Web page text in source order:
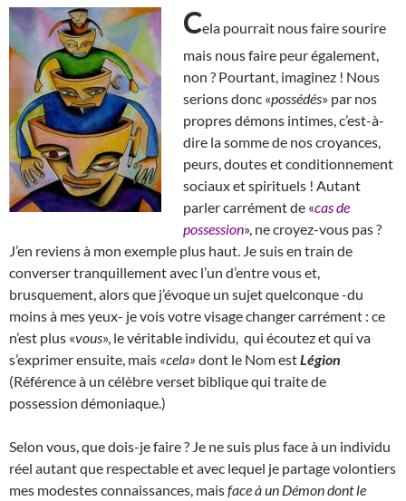
Cela pourrait nous faire sourire
mais nous faire peur également,
non ? Pourtant, imaginez ! Nous
serions donc «possédés» par nos
propres démons intimes, c’est-à-
dire la somme de nos croyances,
peurs, doutes et conditionnement
sociaux et spirituels ! Autant
parler carrément de «cas de
possession», ne croyez-vous pas ?
J’en reviens à mon exemple plus haut. Je suis en train de
converser tranquillement avec l’un d’entre vous et,
brusquement, alors que j’évoque un sujet quelconque -du
moins à mes yeux- je vois votre visage changer carrément : ce
n’est plus «vous», le véritable individu, qui écoutez et qui va
s’exprimer ensuite, mais «cela» dont le Nom estLégion
(Référence à un célèbre verset biblique qui traite de
possession démoniaque.)
Selon vous, que dois-je faire ? Je ne suis plus face à un individu
réel autant que respectable et avec lequel je partage volontiers
mes modestes connaissances, maisface à un Démon dont le